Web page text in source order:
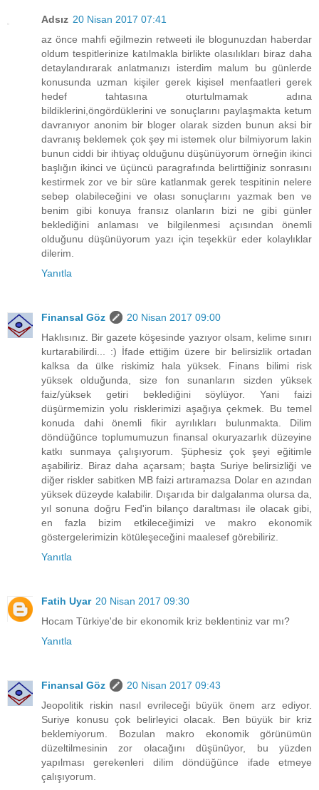
Adsız 20 Nisan 2017 07:41
az önce mahfi eğilmezin retweeti ile blogunuzdan haberdar
oldum tespitlerinize katılmakla birlikte olasılıkları biraz daha
detaylandırarak anlatmanızı isterdim malum bu günlerde
konusunda uzman kişiler gerek kişisel menfaatleri gerek
hedef tahtasına oturtulmamak adına
bildiklerini,öngördüklerini ve sonuçlarını paylaşmakta ketum
davranıyor anonim bir bloger olarak sizden bunun aksi bir
davranış beklemek çok şey mi istemek olur bilmiyorum lakin
bunun ciddi bir ihtiyaç olduğunu düşünüyorum örneğin ikinci
başlığın ikinci ve üçüncü paragrafında belirttiğiniz sonrasını
kestirmek zor ve bir süre katlanmak gerek tespitinin nelere
sebep olabileceğini ve olası sonuçlarını yazmak ben ve
benim gibi konuya fransız olanların bizi ne gibi günler
beklediğini anlaması ve bilgilenmesi açısından önemli
olduğunu düşünüyorum yazı için teşekkür eder kolaylıklar
dilerim.
Yanıtla
Finansal Göz
20 Nisan 2017 09:00
Haklısınız. Bir gazete köşesinde yazıyor olsam, kelime sınırı
kurtarabilirdi... :) İfade ettiğim üzere bir belirsizlik ortadan
kalksa da ülke riskimiz hala yüksek. Finans bilimi risk
yüksek olduğunda, size fon sunanların sizden yüksek
faiz/yüksek getiri beklediğini söylüyor. Yani faizi
düşürmemizin yolu risklerimizi aşağıya çekmek. Bu temel
konuda dahi önemli fikir ayrılıkları bulunmakta. Dilim
döndüğünce toplumumuzun finansal okuryazarlık düzeyine
katkı sunmaya çalışıyorum. Şüphesiz çok şeyi eğitimle
aşabiliriz. Biraz daha açarsam; başta Suriye belirsizliği ve
diğer riskler sabitken MB faizi artıramazsa Dolar en azından
yüksek düzeyde kalabilir. Dışarıda bir dalgalanma olursa da,
yıl sonuna doğru Fed'in bilanço daraltması ile olacak gibi,
en fazla bizim etkileceğimizi ve makro ekonomik
göstergelerimizin kötüleşeceğini maalesef görebiliriz.
Yanıtla
Fatih Uyar 20 Nisan 2017 09:30
Hocam Türkiye'de bir ekonomik kriz beklentiniz var mı?
Yanıtla
Finansal Göz
20 Nisan 2017 09:43
Jeopolitik riskin nasıl evrileceği büyük önem arz ediyor.
Suriye konusu çok belirleyici olacak. Ben büyük bir kriz
beklemiyorum. Bozulan makro ekonomik görünümün
düzeltilmesinin zor olacağını düşünüyor, bu yüzden
yapılması gerekenleri dilim döndüğünce ifade etmeye
çalışıyorum.